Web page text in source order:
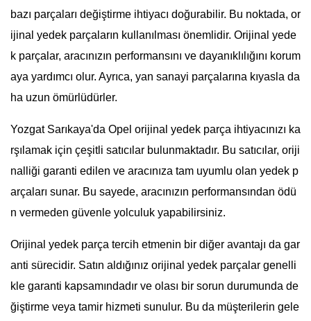
bazı parçaları değiştirme ihtiyacı doğurabilir. Bu noktada, or
ijinal yedek parçaların kullanılması önemlidir. Orijinal yede
k parçalar, aracınızın performansını ve dayanıklılığını korum
aya yardımcı olur. Ayrıca, yan sanayi parçalarına kıyasla da
ha uzun ömürlüdürler.
Yozgat Sarıkaya'da Opel orijinal yedek parça ihtiyacınızı ka
rşılamak için çeşitli satıcılar bulunmaktadır. Bu satıcılar, oriji
nalliği garanti edilen ve aracınıza tam uyumlu olan yedek p
arçaları sunar. Bu sayede, aracınızın performansından ödü
n vermeden güvenle yolculuk yapabilirsiniz.
Orijinal yedek parça tercih etmenin bir diğer avantajı da gar
anti sürecidir. Satın aldığınız orijinal yedek parçalar genelli
kle garanti kapsamındadır ve olası bir sorun durumunda de
ğiştirme veya tamir hizmeti sunulur. Bu da müşterilerin gele